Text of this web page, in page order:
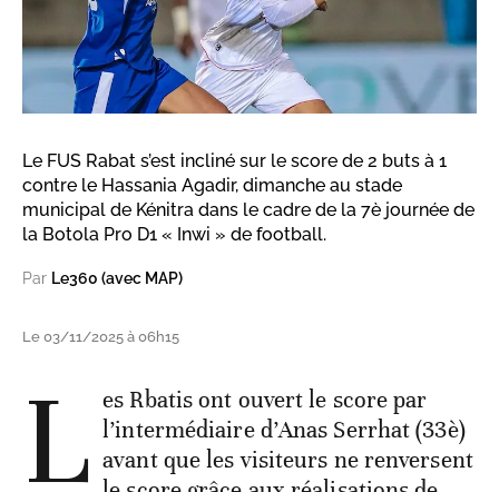
Le FUS Rabat s’est incliné sur le score de 2 buts à 1
contre le Hassania Agadir, dimanche au stade
municipal de Kénitra dans le cadre de la 7è journée de
la Botola Pro D1 « Inwi » de football.
Par Le360 (avec MAP)
Le 03/11/2025 à 06h15
L es Rbatis ont ouvert le score par
l’intermédiaire d’Anas Serrhat (33è)
avant que les visiteurs ne renversent